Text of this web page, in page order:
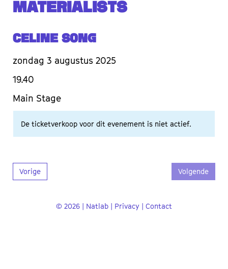
MATERIALISTS
Celine Song
zondag 3 augustus 2025
19.40
Main Stage
De ticketverkoop voor dit evenement is niet actief.
Vorige Volgende
© 2026 | Natlab | Privacy | Contact